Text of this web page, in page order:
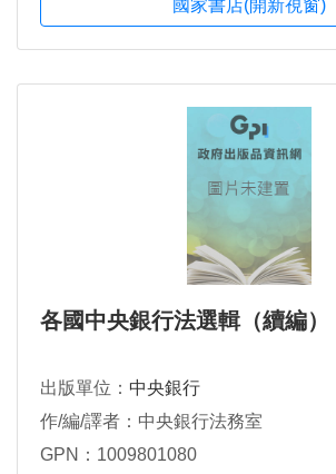
國家書店(開新視窗)
各國中央銀行法選輯（續編）
出版單位： 中央銀行
作/編/譯者：中央銀行法務室
GPN：1009801080